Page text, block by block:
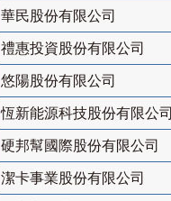
華民股份有限公司
禮惠投資股份有限公司
悠陽股份有限公司
恆新能源科技股份有限公司
硬邦幫國際股份有限公司
潔卡事業股份有限公司